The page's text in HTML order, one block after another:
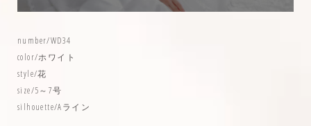
number/WD34
color/ホワイト
style/花
size/5～7号
silhouette/Aライン